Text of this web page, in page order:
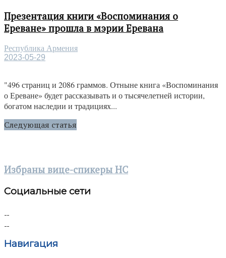
Презентация книги «Воспоминания о
Ереване» прошла в мэрии Еревана
Республика Армения
2023-05-29
"496 страниц и 2086 граммов. Отныне книга «Воспоминания
о Ереване» будет рассказывать и о тысячелетней истории,
богатом наследии и традициях...
Следующая статья
Избраны вице-спикеры НС
Социальные сети
Навигация